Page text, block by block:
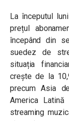
La începutul
prețul
începând din
suedez de
situația
crește de la
precum Asia
America
streaming